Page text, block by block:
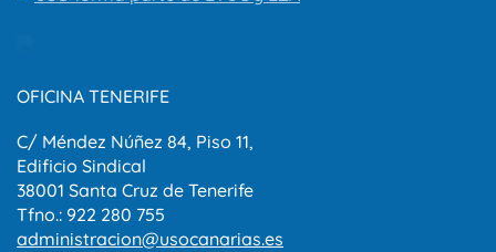
OFICINA TENERIFE
C/ Méndez Núñez 84, Piso 11,
Edificio Sindical
38001 Santa Cruz de Tenerife
Tfno.: 922 280 755
administracion@usocanarias.es